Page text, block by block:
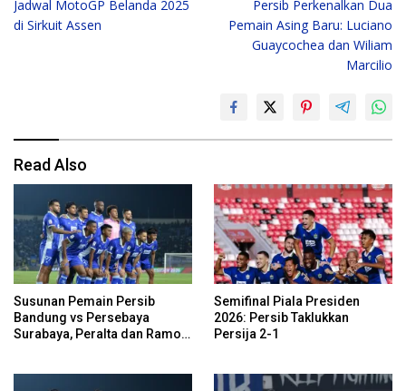
navigation
Jadwal MotoGP Belanda 2025
di Sirkuit Assen
Persib Perkenalkan Dua
Pemain Asing Baru: Luciano
Guaycochea dan Wiliam
Marcilio
Read Also
Susunan Pemain Persib
Bandung vs Persebaya
Surabaya, Peralta dan Ramon
Semifinal Piala Presiden
2026: Persib Taklukkan
Persija 2-1